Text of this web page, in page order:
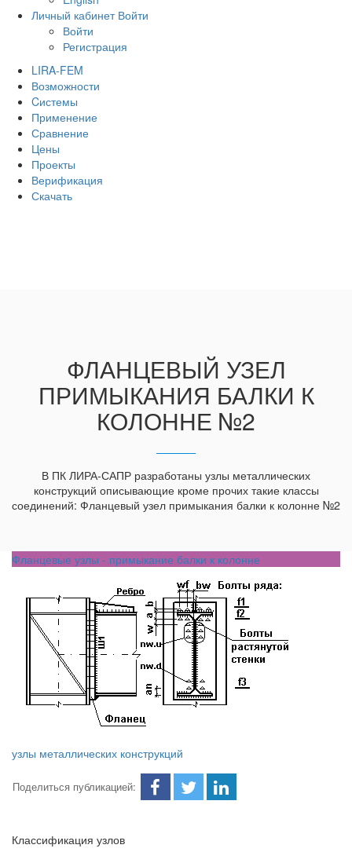
Личный кабинет Войти
Войти
Регистрация
LIRA-FEM
Возможности
Cистемы
Применение
Сравнение
Цены
Проекты
Верификация
Скачать
ФЛАНЦЕВЫЙ УЗЕЛ
ПРИМЫКАНИЯ БАЛКИ К
КОЛОННЕ №2
В ПК ЛИРА-САПР разработаны узлы металлических
конструкций описывающие кроме прочих такие классы
соединений: Фланцевый узел примыкания балки к колонне №2
Фланцевые узлы - примыкание балки к колонне
узлы металлических конструкций
Поделиться публикацией:
Классификация узлов